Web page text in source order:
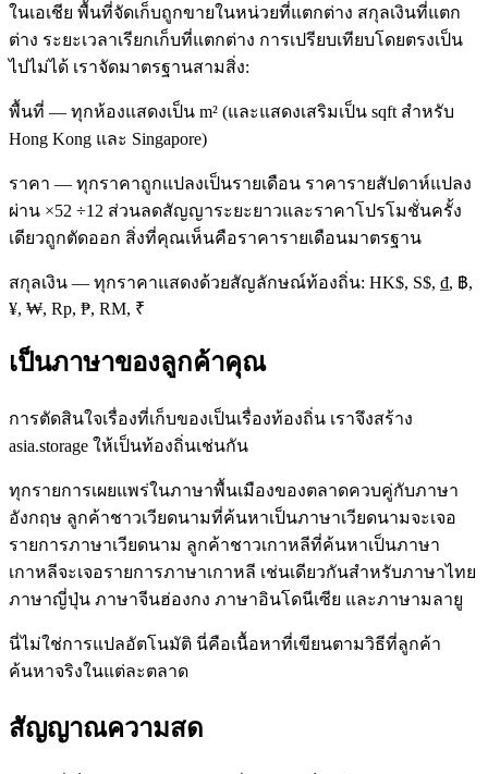
ในเอเชีย พื้นที่จัดเก็บถูกขายในหน่วยที่แตกต่าง สกุลเงินที่แตก
ต่าง ระยะเวลาเรียกเก็บที่แตกต่าง การเปรียบเทียบโดยตรงเป็น
ไปไม่ได้ เราจัดมาตรฐานสามสิ่ง:
พื้นที่ — ทุกห้องแสดงเป็น m² (และแสดงเสริมเป็น sqft สำหรับ
Hong Kong และ Singapore)
ราคา — ทุกราคาถูกแปลงเป็นรายเดือน ราคารายสัปดาห์แปลง
ผ่าน ×52 ÷12 ส่วนลดสัญญาระยะยาวและราคาโปรโมชั่นครั้ง
เดียวถูกตัดออก สิ่งที่คุณเห็นคือราคารายเดือนมาตรฐาน
สกุลเงิน — ทุกราคาแสดงด้วยสัญลักษณ์ท้องถิ่น: HK$, S$, ₫, ฿,
¥, ₩, Rp, ₱, RM, ₹
เป็นภาษาของลูกค้าคุณ
การตัดสินใจเรื่องที่เก็บของเป็นเรื่องท้องถิ่น เราจึงสร้าง
asia.storage ให้เป็นท้องถิ่นเช่นกัน
ทุกรายการเผยแพร่ในภาษาพื้นเมืองของตลาดควบคู่กับภาษา
อังกฤษ ลูกค้าชาวเวียดนามที่ค้นหาเป็นภาษาเวียดนามจะเจอ
รายการภาษาเวียดนาม ลูกค้าชาวเกาหลีที่ค้นหาเป็นภาษา
เกาหลีจะเจอรายการภาษาเกาหลี เช่นเดียวกันสำหรับภาษาไทย
ภาษาญี่ปุ่น ภาษาจีนฮ่องกง ภาษาอินโดนีเซีย และภาษามลายู
นี่ไม่ใช่การแปลอัตโนมัติ นี่คือเนื้อหาที่เขียนตามวิธีที่ลูกค้า
ค้นหาจริงในแต่ละตลาด
สัญญาณความสด